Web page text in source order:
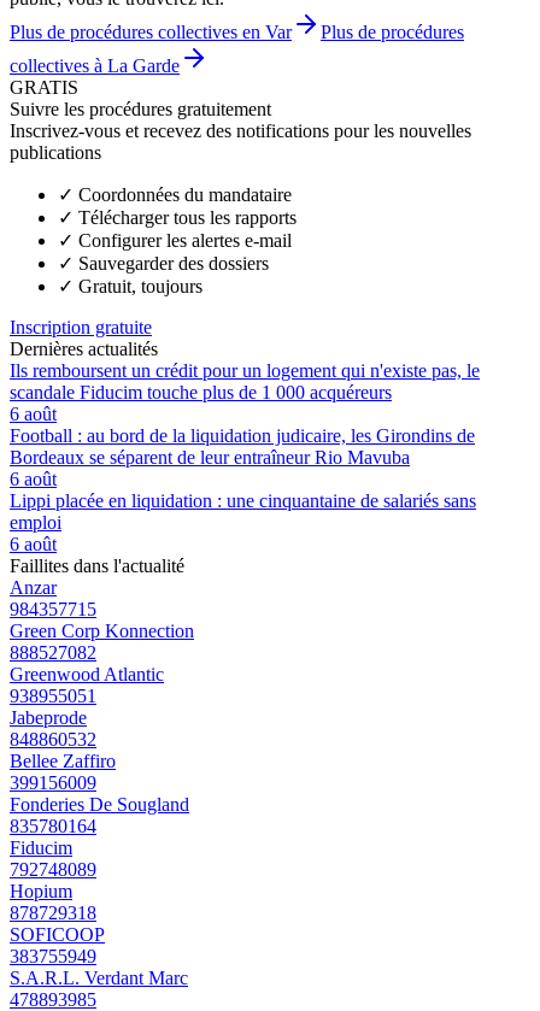
Plus de procédures collectives en Var
Plus de procédures
collectives à La Garde
GRATIS
Suivre les procédures gratuitement
Inscrivez-vous et recevez des notifications pour les nouvelles
publications
✓ Coordonnées du mandataire
✓ Télécharger tous les rapports
✓ Configurer les alertes e-mail
✓ Sauvegarder des dossiers
✓ Gratuit, toujours
Inscription gratuite
Dernières actualités
Ils remboursent un crédit pour un logement qui n'existe pas, le
scandale Fiducim touche plus de 1 000 acquéreurs
6 août
Football : au bord de la liquidation judicaire, les Girondins de
Bordeaux se séparent de leur entraîneur Rio Mavuba
6 août
Lippi placée en liquidation : une cinquantaine de salariés sans
emploi
6 août
Faillites dans l'actualité
Anzar
984357715
Green Corp Konnection
888527082
Greenwood Atlantic
938955051
Jabeprode
848860532
Bellee Zaffiro
399156009
Fonderies De Sougland
835780164
Fiducim
792748089
Hopium
878729318
SOFICOOP
383755949
S.A.R.L. Verdant Marc
478893985